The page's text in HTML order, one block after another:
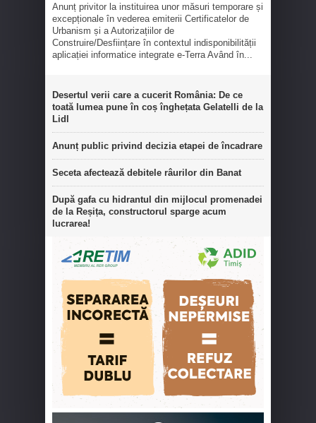
Anunț privitor la instituirea unor măsuri temporare și
excepționale în vederea emiterii Certificatelor de
Urbanism și a Autorizațiilor de
Construire/Desființare în contextul indisponibilității
aplicației informatice integrate e-Terra Având în...
Desertul verii care a cucerit România: De ce
toată lumea pune în coș înghețata Gelatelli de la
Lidl
Anunț public privind decizia etapei de încadrare
Seceta afectează debitele râurilor din Banat
După gafa cu hidrantul din mijlocul promenadei
de la Reșița, constructorul sparge acum
lucrarea!